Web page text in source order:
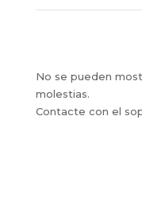
No se pueden
molestias.
Contacte con el